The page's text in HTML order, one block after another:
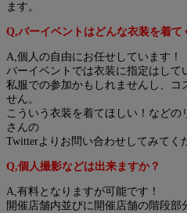
ます。
Q,バーイベントはどんな衣装を着て
A,個人の自由にお任せしています！
バーイベントでは衣装に指定はして
私服での参加かもしれませんし、コ
せん。
こういう衣装を着てほしい！など
さんの
Twitterよりお問い合わせしてみてく
Q,個人撮影などは出来ますか？
A,有料となりますが可能です！
開催店舗内並びに開催店舗の階段部